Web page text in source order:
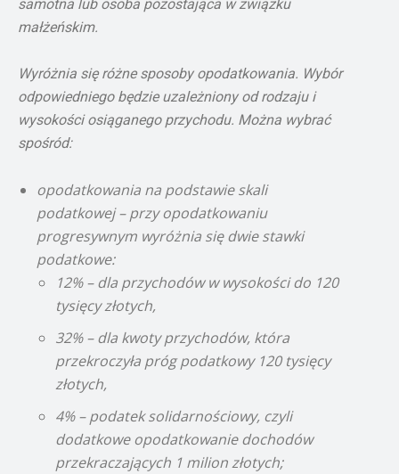
samotna lub osoba pozostająca w związku
małżeńskim.
Wyróżnia się różne sposoby opodatkowania. Wybór
odpowiedniego będzie uzależniony od rodzaju i
wysokości osiąganego przychodu. Można wybrać
spośród:
opodatkowania na podstawie skali
podatkowej – przy opodatkowaniu
progresywnym wyróżnia się dwie stawki
podatkowe:
12% – dla przychodów w wysokości do 120
tysięcy złotych,
32% – dla kwoty przychodów, która
przekroczyła próg podatkowy 120 tysięcy
złotych,
4% – podatek solidarnościowy, czyli
dodatkowe opodatkowanie dochodów
przekraczających 1 milion złotych;